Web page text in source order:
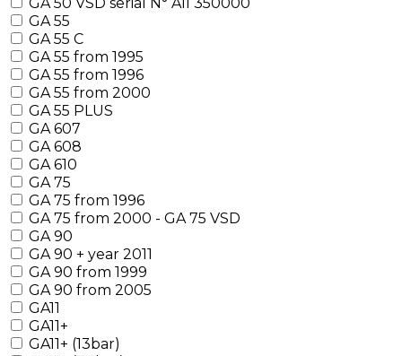
GA 55
GA 55 C
GA 55 from 1995
GA 55 from 1996
GA 55 from 2000
GA 55 PLUS
GA 607
GA 608
GA 610
GA 75
GA 75 from 1996
GA 75 from 2000 - GA 75 VSD
GA 90
GA 90 + year 2011
GA 90 from 1999
GA 90 from 2005
GA11
GA11+
GA11+ (13bar)